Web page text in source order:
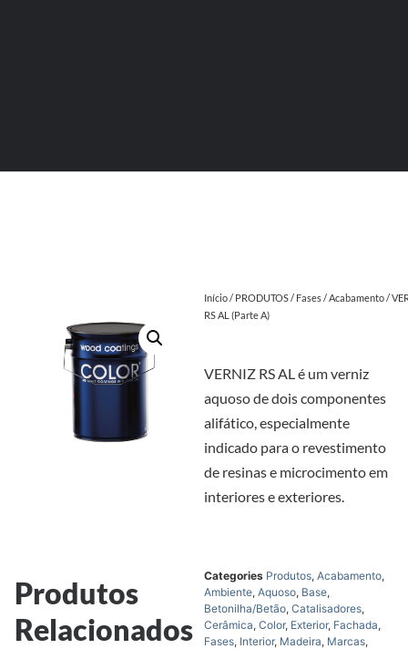
Início/ PRODUTOS/ Fases/Acabamento/
RS AL (Parte A)
VERNIZ RS AL é um verniz
aquoso de dois componentes
alifático, especialmente
indicado para o revestimento
de resinas e microcimento em
interiores e exteriores.
Produtos
Relacionados
Categories Produtos, Acabamento,
Ambiente, Aquoso, Base,
Betonilha/Betão, Catalisadores,
Cerâmica, Color, Exterior, Fachada,
Fases, Interior, Madeira, Marcas,